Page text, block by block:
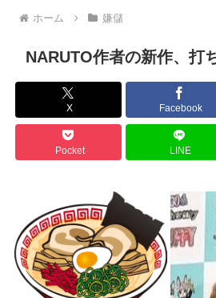
トランプ大統領、イランとの戦闘「近
海外の反応：韓国サッカー協会、国際審
トランプ「悪夢のオバマ政権！景気が
ひなこのーと作者、顔と一緒に乳首を
中国新聞「高市総理は非核三原則堅持
韓国人「現在の日本の沖縄のスーパー
ぺこぱ松蔭寺「みんな右とか左とか拘
ワイ、男版ヤニねこやけど
【画像】週刊少年ジャンプ、「ロクの
菅直人元総理、再評価されるwww
【正論】中国政府「日本は原爆の被害
ホーム 嫌儲
NARUTO作者の新作、打
X Facebook
Pocket LINE